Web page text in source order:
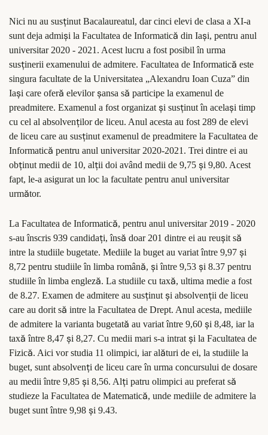
Nici nu au susţinut Bacalaureatul, dar cinci elevi de clasa a XI-a
sunt deja admişi la Facultatea de Informatică din Iaşi, pentru anul
universitar 2020 - 2021. Acest lucru a fost posibil în urma
susţinerii examenului de admitere. Facultatea de Informatică este
singura facultate de la Universitatea „Alexandru Ioan Cuza” din
Iaşi care oferă elevilorşansa să participe la examenul de
preadmitere. Examenul a fost organizatşi susţinut în acelaşi timp
cu cel al absolvenţilor de liceu. Anul acesta au fost 289 de elevi
de liceu care au susţinut examenul de preadmitere la Facultatea de
Informatică pentru anul universitar 2020-2021. Trei dintre ei au
obţinut medii de 10, alţii doi având medii de 9,75 şi 9,80. Acest
fapt, le-a asigurat un loc la facultate pentru anul universitar
următor.
La Facultatea de Informatică, pentru anul universitar 2019 - 2020
s-au înscris 939 candidaţi, însă doar 201 dintre ei au reuşit să
intre la studiile bugetate. Mediile la buget au variat între 9,97 şi
8,72 pentru studiile în limba română, şi între 9,53 şi 8.37 pentru
studiile în limba engleză. La studiile cu taxă, ultima medie a fost
de 8.27. Examen de admitere au susţinut şi absolvenţii de liceu
care au dorit să intre la Facultatea de Drept. Anul acesta, mediile
de admitere la varianta bugetată au variat între 9,60 şi 8,48, iar la
taxă între 8,47 şi 8,27. Cu medii mari s-a intrat şi la Facultatea de
Fizică. Aici vor studia 11 olimpici, iar alături de ei, la studiile la
buget, sunt absolvenţi de liceu care în urma concursului de dosare
au medii între 9,85 şi 8,56. Alţi patru olimpici au preferat să
studieze la Facultatea de Matematică, unde mediile de admitere la
buget sunt între 9,98 şi 9.43.